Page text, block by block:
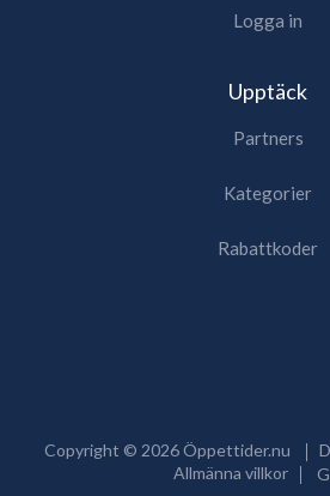
Logga in
Upptäck
Partners
Kategorier
Rabattkoder
Copyright © 2026Öppettider.nu
Allmänna villkor